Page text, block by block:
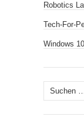
Robotics
Tech-For-
Windows
Suchen
nach: